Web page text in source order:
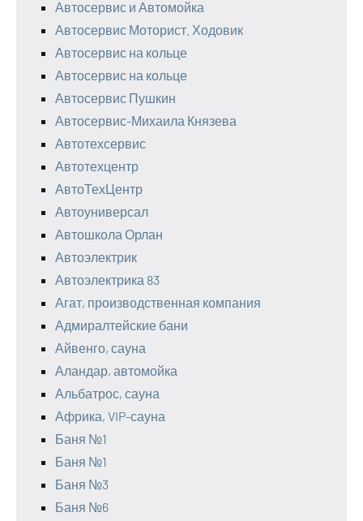
Автосервис и Автомойка
Автосервис Моторист. Ходовик
Автосервис на кольце
Автосервис на кольце
Автосервис Пушкин
Автосервис-Михаила Князева
Автотехсервис
Автотехцентр
АвтоТехЦентр
Автоуниверсал
Автошкола Орлан
Автоэлектрик
Автоэлектрика 83
Агат, производственная компания
Адмиралтейские бани
Айвенго, сауна
Аландар, автомойка
Альбатрос, сауна
Африка, VIP-сауна
Баня №1
Баня №1
Баня №3
Баня №6